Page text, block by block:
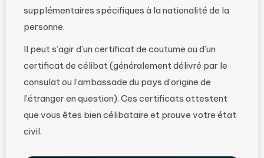
supplémentaires spécifiques à la nationalité de la
personne.
Il peut s’agir d’un certificat de coutume ou d’un
certificat de célibat (généralement délivré par le
consulat ou l’ambassade du pays d’origine de
l’étranger en question). Ces certificats attestent
que vous êtes bien célibataire et prouve votre état
civil.